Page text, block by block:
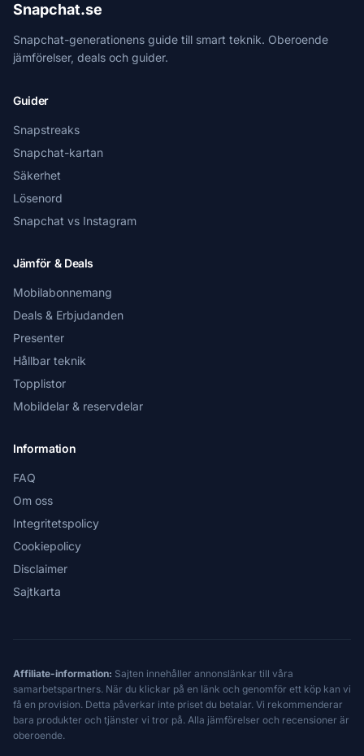
Snapchat.se
Snapchat-generationens guide till smart teknik. Oberoende
jämförelser, deals och guider.
Guider
Snapstreaks
Snapchat-kartan
Säkerhet
Lösenord
Snapchat vs Instagram
Jämför & Deals
Mobilabonnemang
Deals & Erbjudanden
Presenter
Hållbar teknik
Topplistor
Mobildelar & reservdelar
Information
FAQ
Om oss
Integritetspolicy
Cookiepolicy
Disclaimer
Sajtkarta
Affiliate-information: Sajten innehåller annonslänkar till våra
samarbetspartners. När du klickar på en länk och genomför ett köp kan vi
få en provision. Detta påverkar inte priset du betalar. Vi rekommenderar
bara produkter och tjänster vi tror på. Alla jämförelser och recensioner är
oberoende.